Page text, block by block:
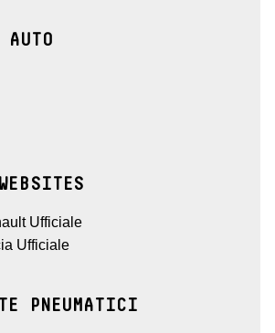
AUTO
Ufficiale
Ufficiale
PNEUMATICI